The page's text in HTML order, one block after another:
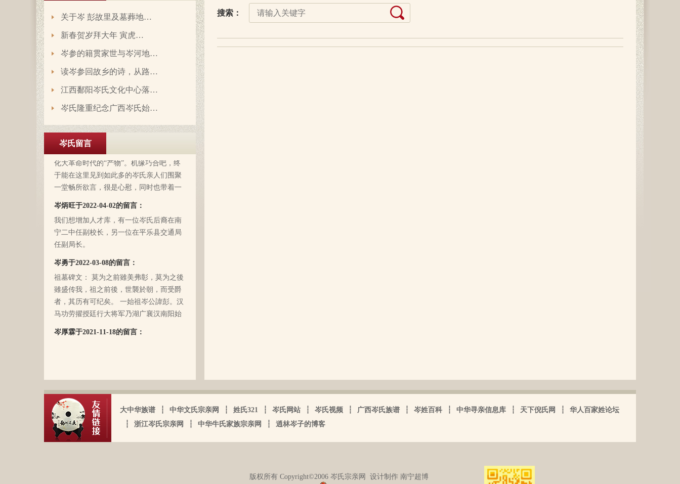
关于岑 彭故里及墓葬地…
新春贺岁拜大年 寅虎…
岑参的籍贯家世与岑河地…
读岑参回故乡的诗，从路…
江西鄱阳岑氏文化中心落…
岑氏隆重纪念广西岑氏始…
岑氏留言
湖南永州江华岭东一带散布着岑氏，因为
文革时期族谱被毁，但是按照广西西林字
辈说以前跟桂岭一带岑氏族人有联系，进
入21世纪后，没联系了……有没有人考证
一下。
岑卫东于2022-05-13的留言：
岑氏亲人们，大家好！我是岑卫东，是文
化大革命时代的“产物”。机缘巧合吧，终
于能在这里见到如此多的岑氏亲人们围聚
一堂畅所欲言，很是心慰，同时也带着一
（岑定伍）就不在世了，后来妈妈生我的
时候，又遇上文化大革命的浪潮，可能是
文化大革命复杂的氛围和我俩兄妹当时还
小的缘故吧，爸爸（岑国玉）一直守口如
爷的事情，甚至我妈妈都不知道一丁点。
再后来，我爸爸有一天突然得了急病，很
快就离我们而去了。我现在只有了解到爷
爷（岑定伍）有一个兄长，在逃难时失散
了（名字不详），之后爷爷就做起了生
意，并雇佣了工人协作 他，听说爷爷的生
点点的线索否？愿上天给我一点希望，也
愿能从岑氏宗亲网里能得到一点点的线
索。万分感谢！！
岑炳旺于2022-04-02的留言：
我们想增加人才库，有一位岑氏后裔在南
宁二中任副校长，另一位在平乐县交通局
任副局长。
岑勇于2022-03-08的留言：
祖墓碑文： 莫为之前雖美弗彰，莫为之後
雖盛传我，祖之前後，世襲於朝，而受爵
者，其历有可纪矣。 一始祖岑公諱彭。汉
马功劳擢授廷行大将军乃湖广襄汉南阳始
军乃溪洞镇也。 一始祖岑公諱永珍。擢授
祖岑公諱辉。擢授岜鈴汎官总司守也。 一
始祖岑諱光裕。为国亡身，蒙上宪不忍昧
功臣，柱碑立祠，以祀之留後。仲述分住
于此，只克全後裔分为五枝，有孙国泰初
头门庭，继後子孙荣昌。皆由祖德流芳，
以及於今孙等，歆潜恐夫特著表於，兹以
岑厚霖于2021-11-18的留言：
圈，发现了这个宗亲网的链接，就进来看
看。我想说 是，家里还有很多我爸当时收
集什么关于族谱的资料。不知道有没有人
需要？希望能对大家有用，不用放在家里
蒙尘。
岑延旺于2022-10-27的留言：
湖南永州江华岭东一带散布着岑氏，因为
文革时期族谱被毁，但是按照广西西林字
辈排序，不知道我们是哪里来的了，老一
搜索：
大中华族谱 ┆ 中华文氏宗亲网 ┆ 姓氏321 ┆ 岑氏网站 ┆ 岑氏视频 ┆ 广西岑氏族谱 ┆ 岑姓百科 ┆ 中华寻亲信息库 ┆ 天下倪氏网 ┆
华人百家姓论坛
┆
浙江岑氏宗亲网 ┆ 中华牛氏家族宗亲网 ┆ 逍林岑子的博客
版权所有 Copyright©2006 岑氏宗亲网 设计制作 南宁超博